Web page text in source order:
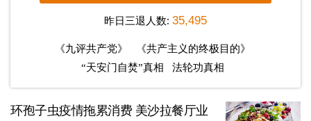
昨日三退人数: 35,495
《九评共产党》
《共产主义的终极目的》
“天安门自焚”真相
法轮功真相
环孢子虫疫情拖累消费 美沙拉餐厅业